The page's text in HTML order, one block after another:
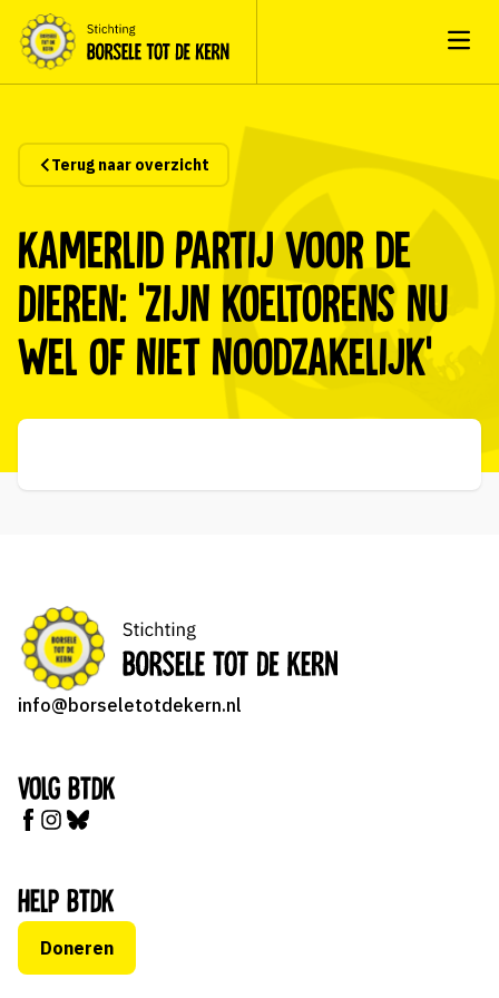
Terug naar overzicht
Kamerlid Partij voor de
Dieren: ‘Zijn koeltorens nu
wel of niet noodzakelijk’
info@borseletotdekern.nl
Volg BTDK
Help BTDK
Doneren